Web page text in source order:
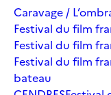
Caravage /
Festival du film
Festival du film
Festival du film
bateau